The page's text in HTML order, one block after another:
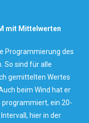
mit Mittelwerten
Programmierung des
So sind für alle
gemittelten Wertes
beim Wind hat er
ein 20-
hier in der